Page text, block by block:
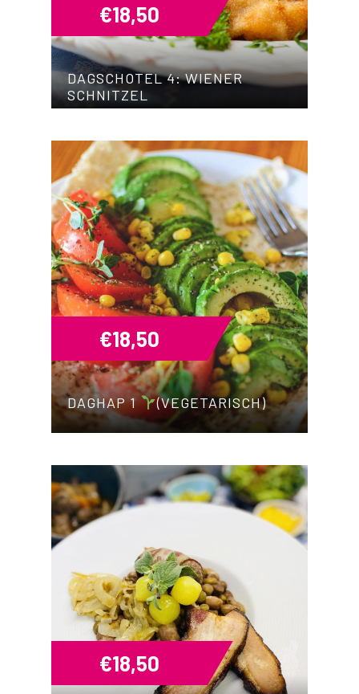
DAGSCHOTEL 4: WIENER
SCHNITZEL
€18,50
DAGHAP 1 (VEGETARISCH)
€18,50
€18,50